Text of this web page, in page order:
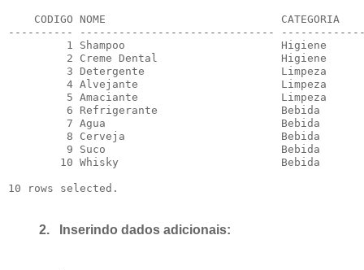
CODIGO NOME                           CATEGORIA
---------- ------------------------------
1 Shampoo                        Higiene
2 Creme Dental                   Higiene
3 Detergente                     Limpeza
4 Alvejante                      Limpeza
5 Amaciante                      Limpeza
6 Refrigerante                   Bebida
7 Agua                           Bebida
8 Cerveja                        Bebida
9 Suco                           Bebida
10 Whisky                         Bebida
2. Inserindo dados adicionais: